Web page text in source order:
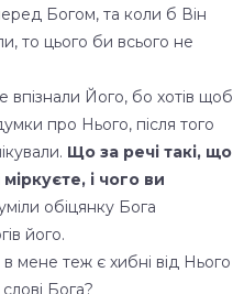
Богом, та коли б Він
то цього би всього не
впізнали Його, бо хотів щоб
про Нього, після того
Що за речі такі, що
і чого ви
обіцянку Бога
його.
мене теж є хибні від Нього